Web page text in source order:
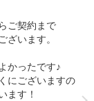
ご契約まで
ざいます。
かったです♪
にございますの
ます！